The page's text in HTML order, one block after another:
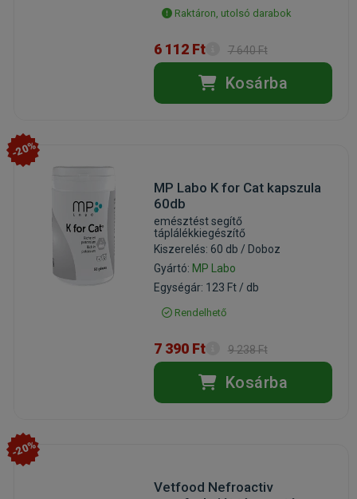
Raktáron, utolsó darabok
6 112 Ft 7 640 Ft
Kosárba
-20%
MP Labo K for Cat kapszula
60db
emésztést segítő
táplálékkiegészítő
Kiszerelés: 60 db / Doboz
Gyártó: MP Labo
Egységár: 123 Ft / db
Rendelhető
7 390 Ft 9 238 Ft
Kosárba
-20%
Vetfood Nefroactiv